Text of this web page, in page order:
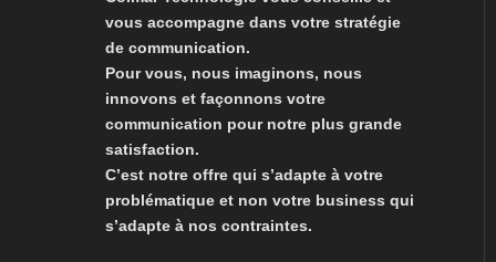
vous accompagne dans votre stratégie
de communication.
Pour vous, nous imaginons, nous
innovons et façonnons votre
communication pour notre plus grande
satisfaction.
C’est notre offre qui s’adapte à votre
problématique et non votre business qui
s’adapte à nos contraintes.